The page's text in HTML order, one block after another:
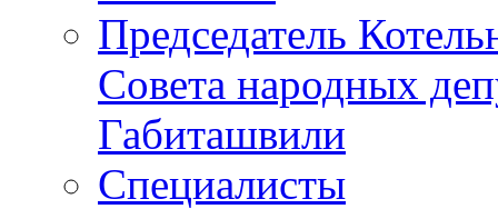
Председатель
Совета народных
Габиташвили
Специалисты